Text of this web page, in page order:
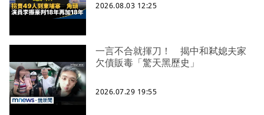
2026.08.03 12:25
一言不合就揮刀！ 揭中和弒媳夫家
欠債販毒「驚天黑歷史」
2026.07.29 19:55